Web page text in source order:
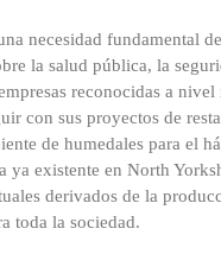
necesidad fundamental
la salud pública, la
reconocidas a
con sus proyectos de
de humedales para el
ya existente en North
derivados de la
toda la sociedad.